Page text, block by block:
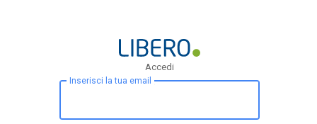
Accedi
Inserisci la tua email